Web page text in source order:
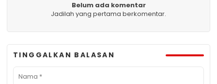
Belum ada komentar
Jadilah yang pertama berkomentar.
TINGGALKAN BALASAN